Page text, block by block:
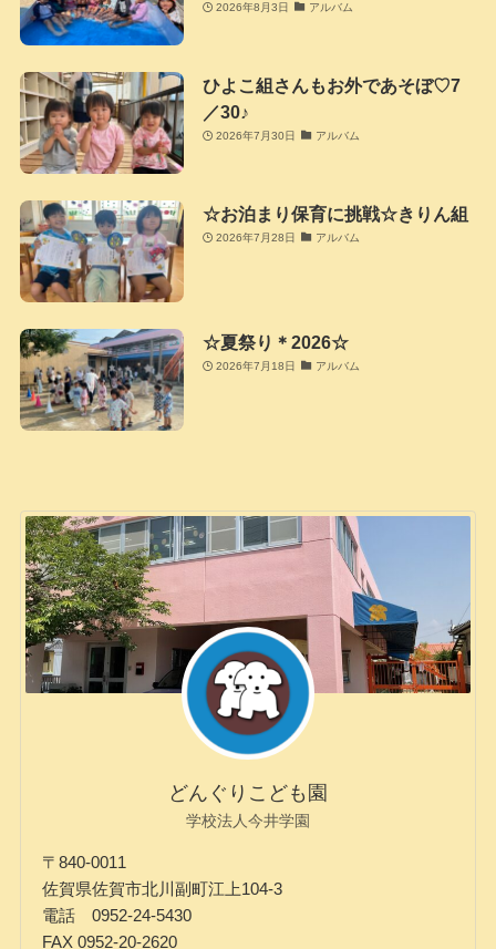
2026年8月3日 アルバム
ひよこ組さんもお外であそぼ♡7
／30♪
2026年7月30日 アルバム
☆お泊まり保育に挑戦☆きりん組
2026年7月28日 アルバム
☆夏祭り＊2026☆
2026年7月18日 アルバム
どんぐりこども園
学校法人今井学園
〒840-0011
佐賀県佐賀市北川副町江上104-3
電話 0952-24-5430
FAX 0952-20-2620